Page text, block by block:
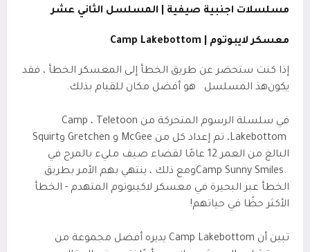
مسلسلات اجنبية صيفية | المسلسل الثاني عشر
معسكر لايبوتوم | Camp Lakebottom
إذا كنت ستحضر عن طريق الخطأ إلى المعسكر الخطأ ، فقد
يكونهذ المسلسل هو أفضل مكان للقيام بذلك.
في سلسلة الرسوم المتحركة من Teletoon ، Camp
Lakebottom، تم إعداد كل من McGee و Gretchen وSquirt
البالغ من العمر 12 عامًا لقضاء صيف مليء بالمرح في
Camp Sunny Smiles.ومع ذلك ، ينتهي بهم الأمر بطريق
الخطأ عبر البحيرة في معسكر لاكيبوتوم المتهدم - الخطأ
الأكثر حظًا في حياتهم!
تبين أن Camp Lakebottom يديره أفضل مجموعة من